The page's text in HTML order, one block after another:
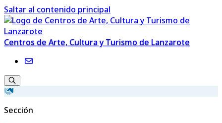
Saltar al contenido principal
Centros de Arte, Cultura y Turismo de Lanzarote
Sección